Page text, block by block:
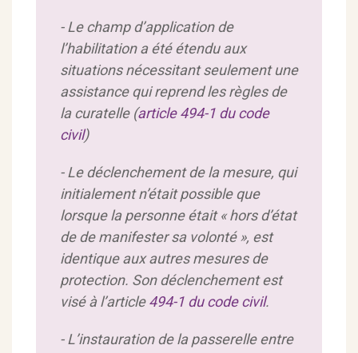
- Le champ d’application de
l’habilitation a été étendu aux
situations nécessitant seulement une
assistance qui reprend les règles de
la curatelle (article 494-1 du code
civil)
- Le déclenchement de la mesure, qui
initialement n’était possible que
lorsque la personne était « hors d’état
de de manifester sa volonté », est
identique aux autres mesures de
protection. Son déclenchement est
visé à l’article494-1 du code civil.
- L’instauration de la passerelle entre